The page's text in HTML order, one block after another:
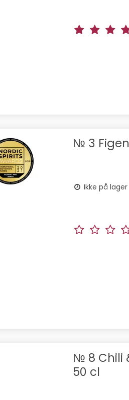
№ 3
Ikke på lager
№ 8 Chili
50 cl